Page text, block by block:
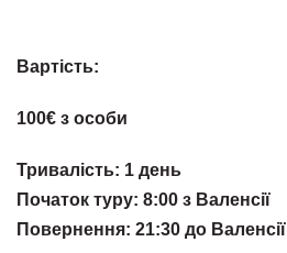
Вартість:
100€ з особи
Тривалість: 1 день
Початок туру: 8:00 з Валенсії
Повернення: 21:30 до Валенсії